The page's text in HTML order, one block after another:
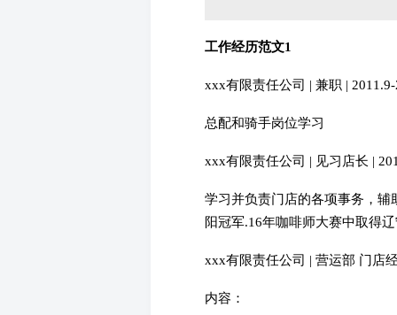
工作经历范文1
xxx有限责任公司 | 兼职 |
总配和骑手岗位学习
xxx有限责任公司 | 见习店长 |
学习并负责门店的各项事务，
阳冠军.16年咖啡师大赛中取得
xxx有限责任公司 | 营运部 门店
内容：